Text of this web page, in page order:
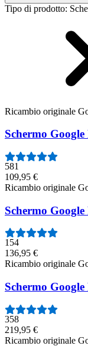
Tipo di prodotto:
Ricambio originale
Schermo
581
109,95 €
Ricambio originale
Schermo
154
136,95 €
Ricambio originale
Schermo
358
219,95 €
Ricambio originale